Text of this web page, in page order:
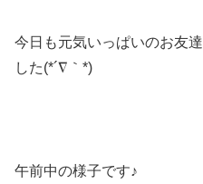
今日も元気いっぱいのお友
した(*´∇｀*)
午前中の様子です♪